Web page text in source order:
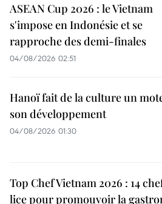
ASEAN Cup 2026 : le Vietnam
s'impose en Indonésie et se
rapproche des demi-finales
04/08/2026 02:51
Hanoï fait de la culture un
son développement
04/08/2026 01:30
Top Chef Vietnam 2026 : 14
lice pour promouvoir la